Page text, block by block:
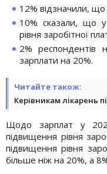
12% відзначили,
10% сказали, що у
рівня заробітної
2% респондентів
зарплати на 20%.
Читайте також:
Керівникам лікарень
Щодо зарплат у
підвищення рівня
підвищення рівня
більше ніж на 20%, а